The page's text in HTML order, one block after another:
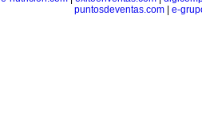
puntosdeventas.com| e-